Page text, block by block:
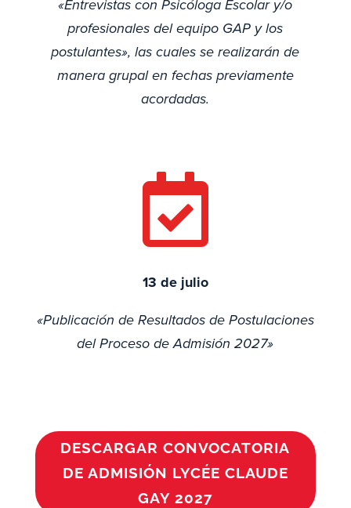
«Entrevistas con Psicóloga Escolar y/o
profesionales del equipo GAP y los
postulantes», las cuales se realizarán de
manera grupal en fechas previamente
acordadas.

13 de julio
«Publicación de Resultados de Postulaciones
del Proceso de Admisión 2027»
DESCARGAR CONVOCATORIA
DE ADMISIÓN LYCÉE CLAUDE
GAY 2027